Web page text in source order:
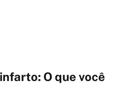
O que você